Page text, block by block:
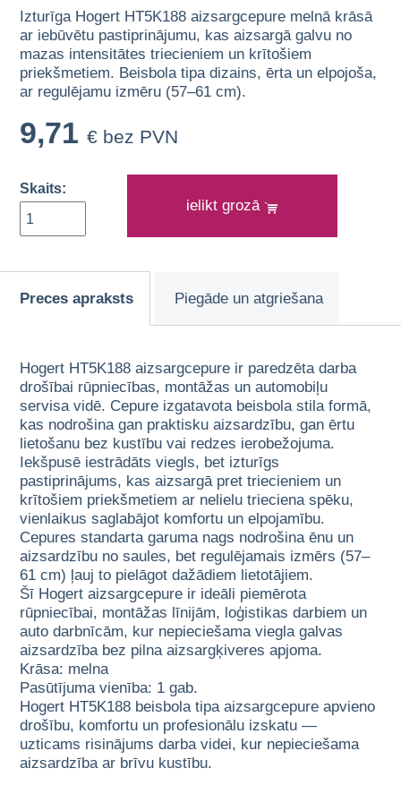
Izturīga Hogert HT5K188 aizsargcepure melnā krāsā
ar iebūvētu pastiprinājumu, kas aizsargā galvu no
mazas intensitātes triecieniem un krītošiem
priekšmetiem. Beisbola tipa dizains, ērta un elpojoša,
ar regulējamu izmēru (57–61 cm).
9,71 € bez PVN
Skaits:
ielikt grozā
Preces apraksts Piegāde un atgriešana
Hogert HT5K188 aizsargcepure ir paredzēta darba
drošībai rūpniecības, montāžas un automobiļu
servisa vidē. Cepure izgatavota beisbola stila formā,
kas nodrošina gan praktisku aizsardzību, gan ērtu
lietošanu bez kustību vai redzes ierobežojuma.
Iekšpusē iestrādāts viegls, bet izturīgs
pastiprinājums, kas aizsargā pret triecieniem un
krītošiem priekšmetiem ar nelielu trieciena spēku,
vienlaikus saglabājot komfortu un elpojamību.
Cepures standarta garuma nags nodrošina ēnu un
aizsardzību no saules, bet regulējamais izmērs (57–
61 cm) ļauj to pielāgot dažādiem lietotājiem.
Šī Hogert aizsargcepure ir ideāli piemērota
rūpniecībai, montāžas līnijām, loģistikas darbiem un
auto darbnīcām, kur nepieciešama viegla galvas
aizsardzība bez pilna aizsargķiveres apjoma.
Krāsa: melna
Pasūtījuma vienība: 1 gab.
Hogert HT5K188 beisbola tipa aizsargcepure apvieno
drošību, komfortu un profesionālu izskatu —
uzticams risinājums darba videi, kur nepieciešama
aizsardzība ar brīvu kustību.